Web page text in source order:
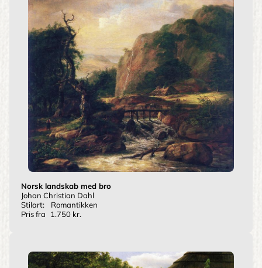
Norsk landskab med bro
Johan Christian Dahl
Stilart:
Romantikken
Pris fra
1.750 kr.